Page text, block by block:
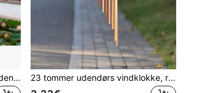
Højkvalitets metalregnkæde, udendørs tagafvandingskæde, dekorativ regnvandsnedløbsrør egnet til have, terrasse, balkon, tagudhæng 23 tommer udendørs vindklokke, roterende vindklokke med 12 rør i aluminiumslegering og kroge, med musikfunktion, kan bruges som udendørs havevindklokke-vedhæng, fødselsdagsdekoration og veranda-vindklokke